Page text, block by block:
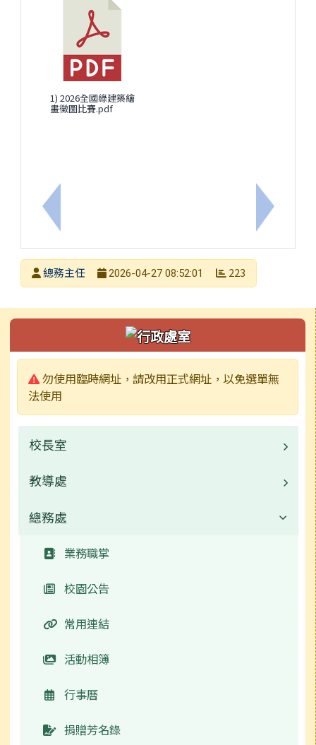
上一筆：轉知台灣電力股份有限公司台南區營業處
1) 2026全國綠建築繪
畫徵圖比賽.pdf
下一筆：
發布者
總務主任
2026-04-27 08:52:01 223
左邊區域內容
警告:
勿使用臨時網址，請改用正式網址，以免選單無
法使用
校長室
業務職掌
常用連結
教導處
業務職掌
校園公告
常用連結
活動相簿
榮譽榜
行事曆
校園影音
總務處
業務職掌
校園公告
常用連結
活動相簿
行事曆
捐贈芳名錄